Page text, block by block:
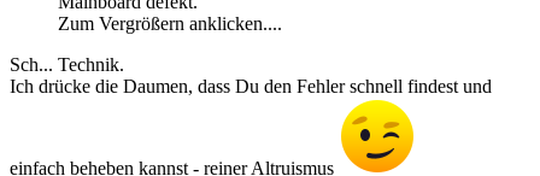
Zum Vergrößern anklicken....
Sch... Technik.
Ich drücke die Daumen, dass Du den Fehler schnell findest und
einfach beheben kannst - reiner Altruismus